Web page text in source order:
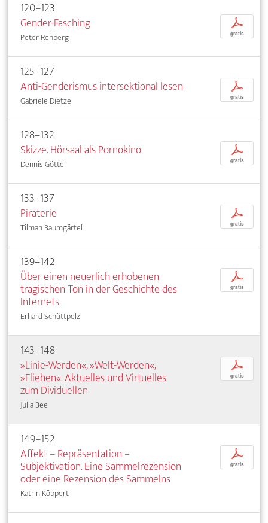
120–123
Gender-Fasching
Peter Rehberg
p
gratis
125–127
Anti-Genderismus intersektional lesen
Gabriele Dietze
p
gratis
128–132
Skizze. Hörsaal als Pornokino
Dennis Göttel
p
gratis
133–137
Piraterie
Tilman Baumgärtel
p
gratis
139–142
Über einen neuerlich erhobenen
tragischen Ton in der Geschichte des
Internets
Erhard Schüttpelz
p
gratis
143–148
»Linie-Werden«, »Welt-Werden«,
»Fliehen«. Aktuelles und Virtuelles
zum Dividuellen
Julia Bee
p
gratis
149–152
Affekt – Repräsentation –
Subjektivation. Eine Sammelrezension
oder eine Rezension des Sammelns
Katrin Köppert
p
gratis